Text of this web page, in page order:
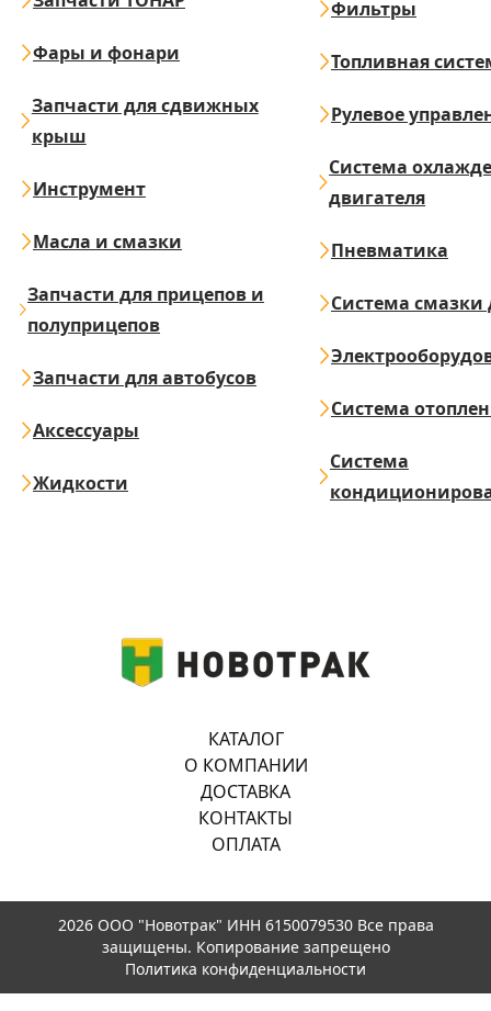
Фары и фонари
Запчасти для сдвижных
крыш
Инструмент
Масла и смазки
Запчасти для прицепов и
полуприцепов
Запчасти для автобусов
Аксессуары
Жидкости
Фильтры
Топливная
Рулевое
Система
двигателя
Пневматика
Система смазки
Система
Система
КАТАЛОГ
О КОМПАНИИ
ДОСТАВКА
КОНТАКТЫ
ОПЛАТА
2026 ООО "Новотрак" ИНН 6150079530 Все права
защищены. Копирование запрещено
Политика конфиденциальности